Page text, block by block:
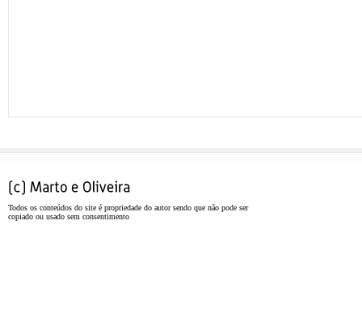
Todos os conteúdos do site é propriedade do autor sendo que não pode ser
copiado ou usado sem consentimento